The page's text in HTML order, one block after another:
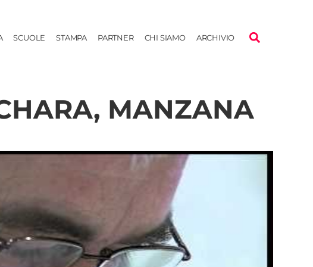
SCUOLE STAMPA PARTNER CHI SIAMO ARCHIVIO
MANZANA